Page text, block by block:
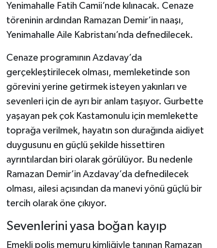
Yenimahalle Fatih Camii’nde kılınacak. Cenaze
töreninin ardından Ramazan Demir’in naaşı,
Yenimahalle Aile Kabristanı’nda defnedilecek.
Cenaze programının Azdavay’da
gerçekleştirilecek olması, memleketinde son
görevini yerine getirmek isteyen yakınları ve
sevenleri için de ayrı bir anlam taşıyor. Gurbette
yaşayan pek çok Kastamonulu için memlekette
toprağa verilmek, hayatın son durağında aidiyet
duygusunu en güçlü şekilde hissettiren
ayrıntılardan biri olarak görülüyor. Bu nedenle
Ramazan Demir’in Azdavay’da defnedilecek
olması, ailesi açısından da manevi yönü güçlü bir
tercih olarak öne çıkıyor.
Sevenlerini yasa boğan kayıp
Emekli polis memuru kimliğiyle tanınan Ramazan